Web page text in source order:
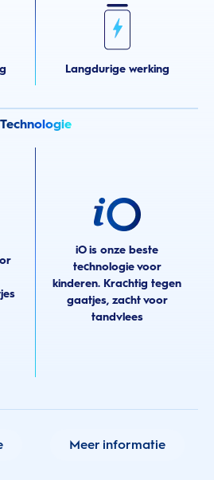
Langdurige werking
Technologie
iO is onze beste
technologie voor
kinderen. Krachtig tegen
gaatjes, zacht voor
tandvlees
Meer informatie